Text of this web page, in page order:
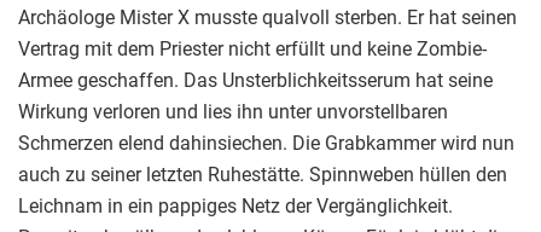
Archäologe Mister X musste qualvoll sterben. Er hat seinen
Vertrag mit dem Priester nicht erfüllt und keine Zombie-
Armee geschaffen. Das Unsterblichkeitsserum hat seine
Wirkung verloren und lies ihn unter unvorstellbaren
Schmerzen elend dahinsiechen. Die Grabkammer wird nun
auch zu seiner letzten Ruhestätte. Spinnweben hüllen den
Leichnam in ein pappiges Netz der Vergänglichkeit.